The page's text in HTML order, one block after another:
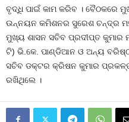
ବୃଦ୍ଧି ପାଇଁ କାମ କରିବ । ବୈଠକରେ
ଉନ୍ନୟନ କମିଶନର ସୁରେଶ ଚନ୍ଦ୍ର
ମୁଖ୍ୟ ଶାସନ ସଚିବ ପ୍ରଦୀପ୍ତ କୁମାର
ଟି) ଭି.କେ. ପାଣ୍ଡିଆନ ଓ ଅନ୍ୟ ବରିଷ୍ଠ
ସଚିବ ଡକ୍ଟର କ୍ରିଷନ କୁମାର ପ୍ରକଳ୍ପ
ରଖିଥିଲେ ।